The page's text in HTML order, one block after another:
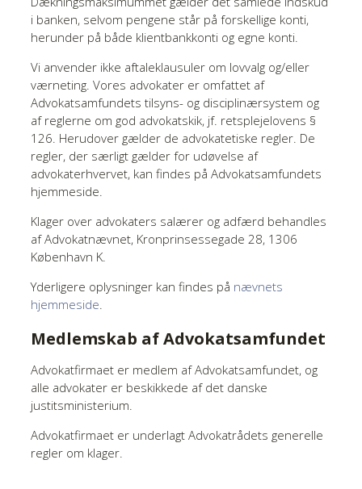
i banken, selvom pengene står på forskellige konti,
herunder på både klientbankkonti og egne konti.
Vi anvender ikke aftaleklausuler om lovvalg og/eller
værneting. Vores advokater er omfattet af
Advokatsamfundets tilsyns- og disciplinærsystem og
af reglerne om god advokatskik, jf. retsplejelovens §
126. Herudover gælder de advokatetiske regler. De
regler, der særligt gælder for udøvelse af
advokaterhvervet, kan findes på Advokatsamfundets
hjemmeside.
Klager over advokaters salærer og adfærd behandles
af Advokatnævnet, Kronprinsessegade 28, 1306
København K.
Yderligere oplysninger kan findes på nævnets
hjemmeside.
Medlemskab af Advokatsamfundet
Advokatfirmaet er medlem af Advokatsamfundet, og
alle advokater er beskikkede af det danske
justitsministerium.
Advokatfirmaet er underlagt Advokatrådets generelle
regler om klager.